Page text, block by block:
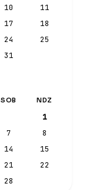
10
11
17
18
24
25
31
SOB NDZ
1
7
8
14
15
21
22
28